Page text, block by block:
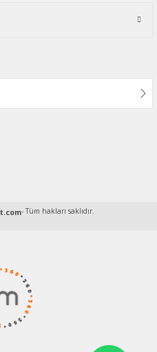
- Tüm hakları saklıdır.